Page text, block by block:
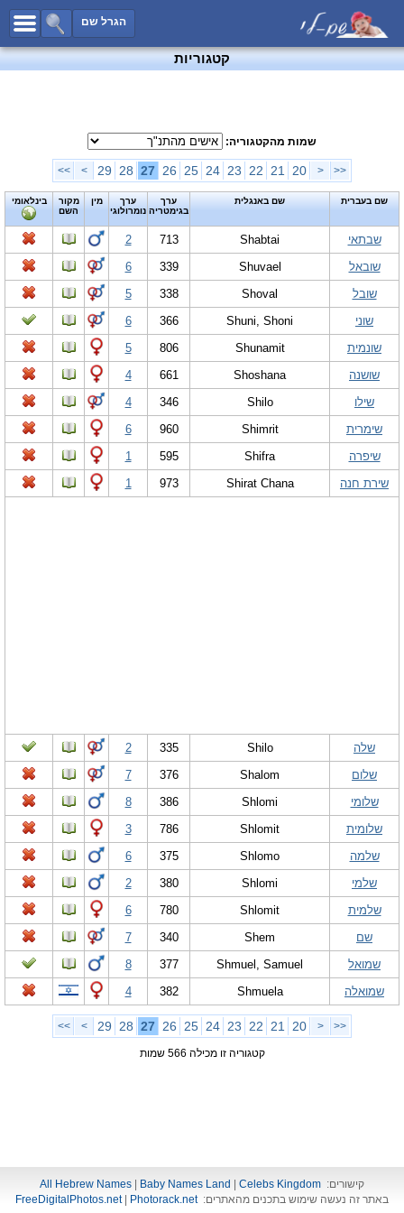
הגרל שם
כל השמות
שמות לבנים
שמות נפוצים
קטגוריות
חדש!
נומרולוגיה
צור קשר
פייסבוק
קטגוריות
שמות מהקטגוריה:
<<
<
20
21
22
23
24
25
26
27
28
29
>
>>
שם בעברית שם באנגלית
ערך
בגימטריה
ערך
נומרולוגי
מין
מקור
השם
בינלאומי
שבתאי Shabtai
713
2
שובאל
Shuvael
339
6
שובל
Shoval
338
5
שוני
Shuni, Shoni
366
6
שונמית
Shunamit
806
5
שושנה
Shoshana
661
4
שילו
Shilo
346
4
שימרית
Shimrit
960
6
שיפרה
Shifra
595
1
שירת חנה
Shirat Chana
973
1
שלה Shilo
335
2
שלום
Shalom
376
7
שלומי
Shlomi
386
8
שלומית
Shlomit
786
3
שלמה
Shlomo
375
6
שלמי
Shlomi
380
2
שלמית
Shlomit
780
6
שם
Shem
340
7
שמואל
Shmuel, Samuel
377
8
שמואלה
Shmuela
382
4
<<
<
20
21
22
23
24
25
26
27
28
29
>
>>
קטגוריה זו מכילה 566 שמות
קישורים: All Hebrew Names Baby Names Land
Celebs Kingdom
באתר זה נעשה שימוש בתכנים מהאתרים:
FreeDigitalPhotos.net| Photorack.net